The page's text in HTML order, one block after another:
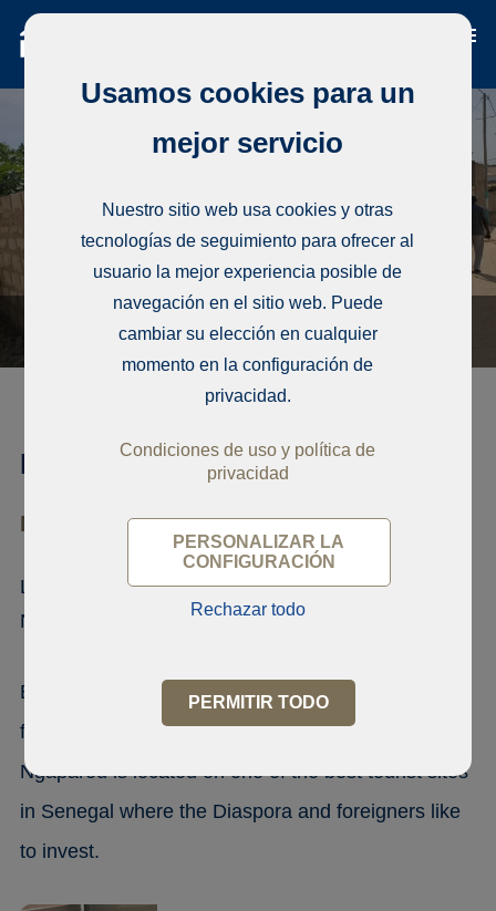
Parcela, Ngaparou
Ngaparou
Land of 600 sqm/m² for sale in
Ngaparou
Buy a plot of land of 600 sqm/m², paper bail, 200 m
from the beach in Ngaparou, Mbour, Senegal.
Ngaparou is located on one of the best tourist sites
in Senegal where the Diaspora and foreigners like
to invest.
Usamos cookies para un
mejor servicio
Nuestro sitio web usa cookies y otras
tecnologías de seguimiento para ofrecer al
usuario la mejor experiencia posible de
navegación en el sitio web. Puede
cambiar su elección en cualquier
momento en la configuración de
privacidad.
Condiciones de uso y política de
privacidad
PERSONALIZAR LA
CONFIGURACIÓN
Rechazar todo
PERMITIR TODO